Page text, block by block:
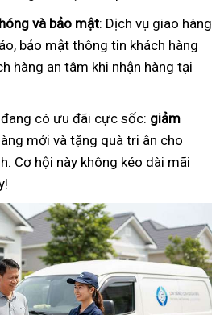
và bảo mật: Dịch vụ giao hàng
bảo mật thông tin khách hàng
hàng an tâm khi nhận hàng tại
đang có ưu đãi cực sốc: giảm
mới và tặng quà tri ân cho
Cơ hội này không kéo dài mãi